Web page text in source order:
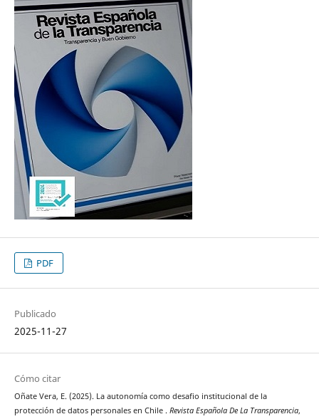
PDF
Publicado
2025-11-27
Cómo citar
Oñate Vera, E. (2025). La autonomía como desafio institucional de la
protección de datos personales en Chile . Revista Española De La Transparencia,